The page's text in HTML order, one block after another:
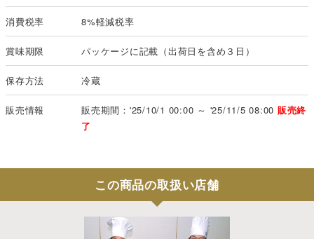
消費税率 8%軽減税率
賞味期限 パッケージに記載（出荷日を含め３日）
保存方法 冷蔵
販売情報 販売期間：'25/10/1 00:00 ～ '25/11/5 08:00 販売終
了
この商品の取扱い店舗